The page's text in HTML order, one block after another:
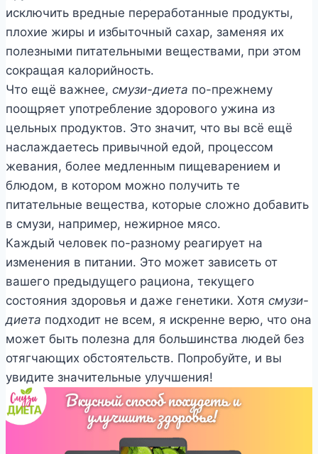
исключить вредные переработанные продукты,
плохие жиры и избыточный сахар, заменяя их
полезными питательными веществами, при этом
сокращая калорийность.
Что ещё важнее, смузи-диета по-прежнему
поощряет употребление здорового ужина из
цельных продуктов. Это значит, что вы всё ещё
наслаждаетесь привычной едой, процессом
жевания, более медленным пищеварением и
блюдом, в котором можно получить те
питательные вещества, которые сложно добавить
в смузи, например, нежирное мясо.
Каждый человек по-разному реагирует на
изменения в питании. Это может зависеть от
вашего предыдущего рациона, текущего
состояния здоровья и даже генетики. Хотя смузи-
диета подходит не всем, я искренне верю, что она
может быть полезна для большинства людей без
отягчающих обстоятельств. Попробуйте, и вы
увидите значительные улучшения!